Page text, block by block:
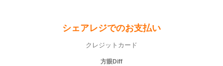
シェアレジでのお支払い
クレジットカード
方眼Diff